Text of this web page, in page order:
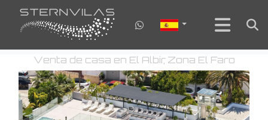
Venta de casa en El Albir, Zona El Faro